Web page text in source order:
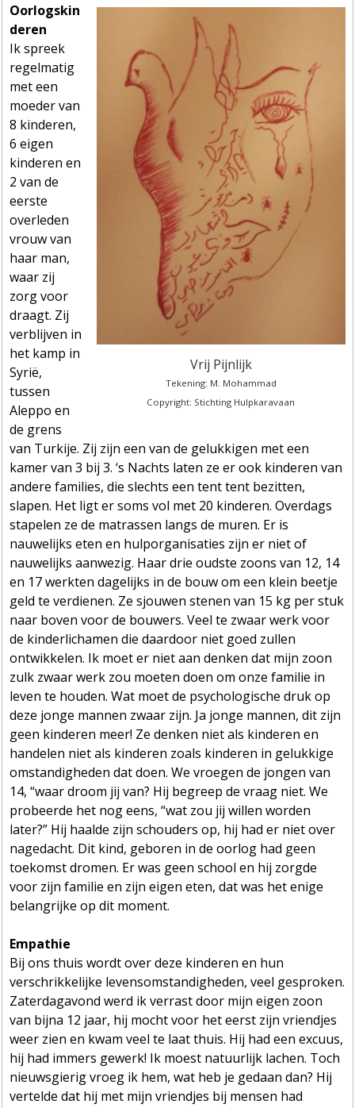
Vrij Pijnlijk
Tekening: M. Mohammad
Copyright: Stichting Hulpkaravaan
Oorlogskin
deren
Ik spreek
regelmatig
met een
moeder van
8 kinderen,
6 eigen
kinderen en
2 van de
eerste
overleden
vrouw van
haar man,
waar zij
zorg voor
draagt. Zij
verblijven in
het kamp in
Syrië,
tussen
Aleppo en
de grens
van Turkije. Zij zijn een van de gelukkigen met een
kamer van 3 bij 3. ‘s Nachts laten ze er ook kinderen van
andere families, die slechts een tent tent bezitten,
slapen. Het ligt er soms vol met 20 kinderen. Overdags
stapelen ze de matrassen langs de muren. Er is
nauwelijks eten en hulporganisaties zijn er niet of
nauwelijks aanwezig. Haar drie oudste zoons van 12, 14
en 17 werkten dagelijks in de bouw om een klein beetje
geld te verdienen. Ze sjouwen stenen van 15 kg per stuk
naar boven voor de bouwers. Veel te zwaar werk voor
de kinderlichamen die daardoor niet goed zullen
ontwikkelen. Ik moet er niet aan denken dat mijn zoon
zulk zwaar werk zou moeten doen om onze familie in
leven te houden. Wat moet de psychologische druk op
deze jonge mannen zwaar zijn. Ja jonge mannen, dit zijn
geen kinderen meer! Ze denken niet als kinderen en
handelen niet als kinderen zoals kinderen in gelukkige
omstandigheden dat doen. We vroegen de jongen van
14, “waar droom jij van? Hij begreep de vraag niet. We
probeerde het nog eens, “wat zou jij willen worden
later?” Hij haalde zijn schouders op, hij had er niet over
nagedacht. Dit kind, geboren in de oorlog had geen
toekomst dromen. Er was geen school en hij zorgde
voor zijn familie en zijn eigen eten, dat was het enige
belangrijke op dit moment.
Empathie
Bij ons thuis wordt over deze kinderen en hun
verschrikkelijke levensomstandigheden, veel gesproken.
Zaterdagavond werd ik verrast door mijn eigen zoon
van bijna 12 jaar, hij mocht voor het eerst zijn vriendjes
weer zien en kwam veel te laat thuis. Hij had een excuus,
hij had immers gewerk! Ik moest natuurlijk lachen. Toch
nieuwsgierig vroeg ik hem, wat heb je gedaan dan? Hij
vertelde dat hij met mijn vriendjes bij mensen had